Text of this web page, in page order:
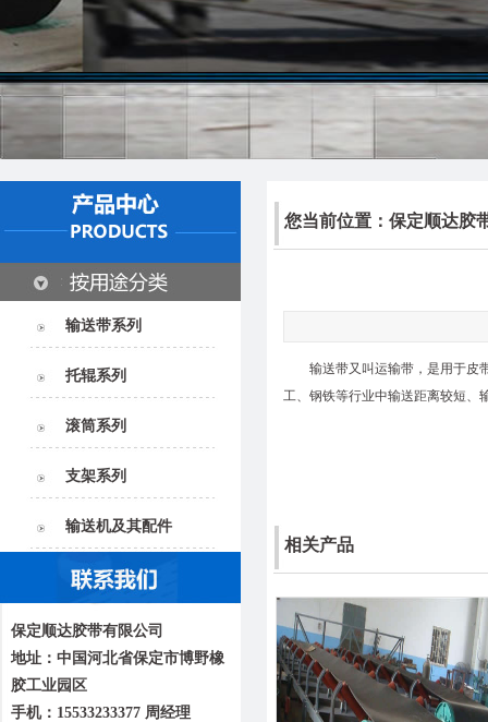
输送带系列
托辊系列
滚筒系列
支架系列
输送机及其配件
保定顺达胶带有限公司
地址：中国河北省保定市博野橡
胶工业园区
手机：15533233377 周经理
您当前位置： 保定顺达胶
输送带又叫运输带，是用于皮
工、钢铁等行业中输送距离较短、
相关产品